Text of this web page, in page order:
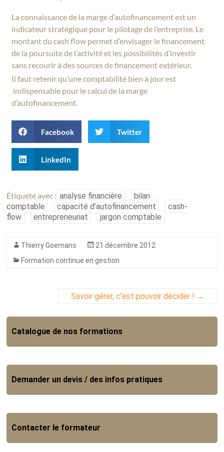
La connaissance de la marge d’autofinancement est un
indicateur stratégique pour le pilotage de l’entreprise. Le
montant du cash flow permet d’envisager le financement
de la poursuite de l’activité et les possibilités d’investir
sans recourir à des sources de financement extérieur.
Il faut retenir qu’une comptabilité bien à jour est
indispensable pour le calcul de la marge
d’autofinancement.
Facebook Twitter
LinkedIn
Étiqueté avec : analyse financière
bilan
comptable
capacité d’autofinancement
cash-
flow
entrepreneuriat jargon comptable
Thierry Goemans
21 décembre 2012
Formation continue en gestion
Savoir gérer, c’est pouvoir décider ! →
Catalogue de nos formations
Demander un devis / des infos pratiques
Contacter le formateur